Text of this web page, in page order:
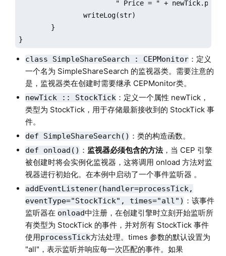
}
class SimpleShareSearch : CEPMonitor：定义
一个名为 SimpleShareSearch 的监视器类。需要注意的
是，监视器类在创建时需要继承 CEPMonitor类。
newTick :: StockTick：定义一个属性 newTick，
类型为 StockTick，用于存储最新接收到的 StockTick 事
件。
def SimpleShareSearch() ：类的构造函数。
def onload() ： 监视器必须包含的方法，当 CEP 引擎
被创建时将会实例化监视器，这将调用 onload 方法对监
视器进行初始化。在本例中启动了一个事件监听器 。
addEventListener(handler=processTick,
eventType="StockTick", times="all") ：该事件
监听器在 onload中注册，在创建引擎时立刻开始监听所
有类型为 StockTick 的事件，并对所有 StockTick 事件
使用processTick方法处理。times 参数的默认设置为
"all"，表示监听并响应每一次匹配的事件。如果